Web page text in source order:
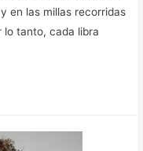
en las millas recorridas
lo tanto, cada libra